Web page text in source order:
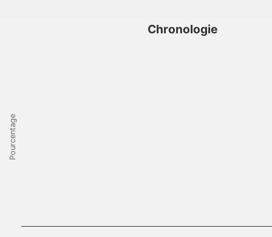
Pourcentage
Chronologie